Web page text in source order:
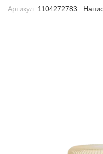
Артикул: 1104272783